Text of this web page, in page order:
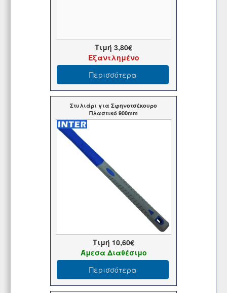
Τιμή 3,80€
Εξαντλημένο
Περισσότερα
Στυλιάρι για Σφηνοτσέκουρο
Πλαστικό 900mm
Τιμή 10,60€
Άμεσα Διαθέσιμο
Περισσότερα